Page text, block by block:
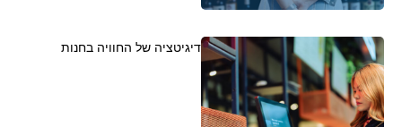
דיגיטציה של החוויה בחנות